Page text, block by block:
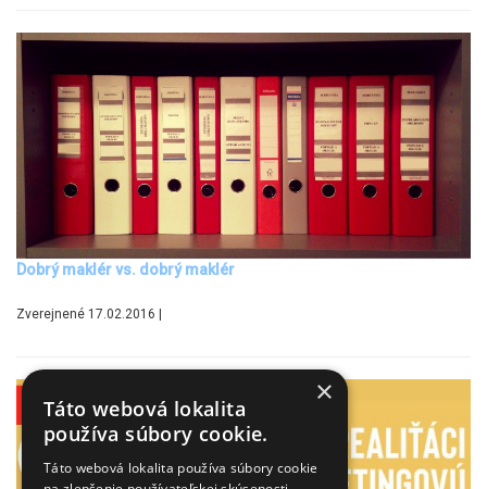
Dobrý maklér vs. dobrý maklér
Zverejnené 17.02.2016 |
×
Táto webová lokalita
používa súbory cookie.
Táto webová lokalita používa súbory cookie